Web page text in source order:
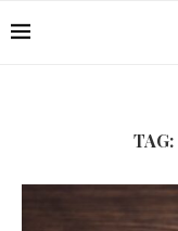
TAG: